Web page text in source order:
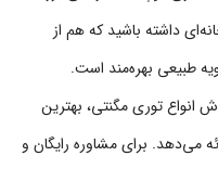
داشته باشید که هم از
طبیعی بهره‌مند است.
انواع توری مگنتی، بهترین
می‌دهد. برای مشاوره رایگان و